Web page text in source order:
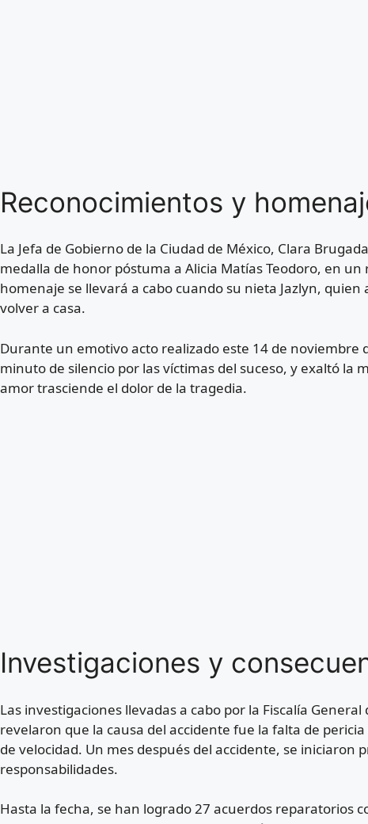
Reconocimientos y
La Jefa de Gobierno de la Ciudad de México, Clara
medalla de honor póstuma a Alicia Matías Teodoro, en
homenaje se llevará a cabo cuando su nieta Jazlyn,
volver a casa.
Durante un emotivo acto realizado este 14 de noviembre
minuto de silencio por las víctimas del suceso, y exaltó la
amor trasciende el dolor de la tragedia.
Investigaciones y
Las investigaciones llevadas a cabo por la Fiscalía
revelaron que la causa del accidente fue la falta de
de velocidad. Un mes después del accidente, se iniciaron
responsabilidades.
Hasta la fecha, se han logrado 27 acuerdos reparatorios